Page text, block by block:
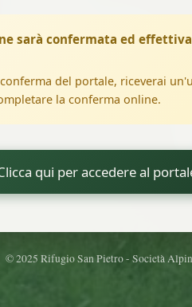
sarà confermata ed
del portale, riceverai
la conferma online.
qui per accedere al
© 2025 Rifugio San Pietro - Società